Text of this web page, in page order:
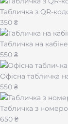
Табличка з QR-
350 ₴
Табличка на
550 ₴
Офісна табличка
550 ₴
Табличка з
650 ₴